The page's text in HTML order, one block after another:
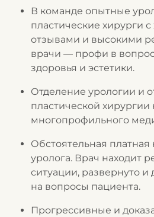
В команде опытные
пластические хирурги
отзывами и высокими
врачи — профи в
здоровья и эстетики.
Отделение урологии и
пластической хирургии
многопрофильного
Обстоятельная платная
уролога. Врач находит
ситуации, развернуто и
на вопросы пациента.
Прогрессивные и